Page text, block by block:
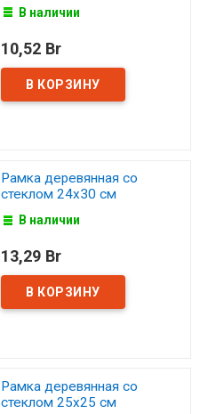
В наличии
10,52 Br
Рамка деревянная со
стеклом 24х30 см
В наличии
13,29 Br
Рамка деревянная со
стеклом 25х25 см